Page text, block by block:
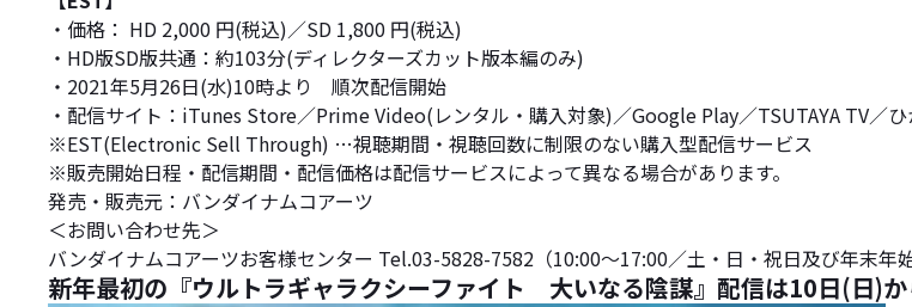
・価格： HD 2,000 円(税込)／SD 1,800 円(税込)
・HD版SD版共通：約103分(ディレクターズカット版本編のみ)
・2021年5月26日(水)10時より 順次配信開始
・配信サイト：iTunes Store／Prime Video(レンタル・購入対象)／Google Play／TSUTAYA TV／
※EST(Electronic Sell Through) …視聴期間・視聴回数に制限のない購入型配信サービス
※販売開始日程・配信期間・配信価格は配信サービスによって異なる場合があります。
発売・販売元：バンダイナムコアーツ
＜お問い合わせ先＞
バンダイナムコアーツお客様センター Tel.03-5828-7582（10:00～17:00／土・日・祝日及び年末年始
新年最初の『ウルトラギャラクシーファイト 大いなる陰謀』配信は10日(日)か